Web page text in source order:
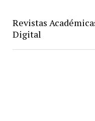
Revistas
Digital